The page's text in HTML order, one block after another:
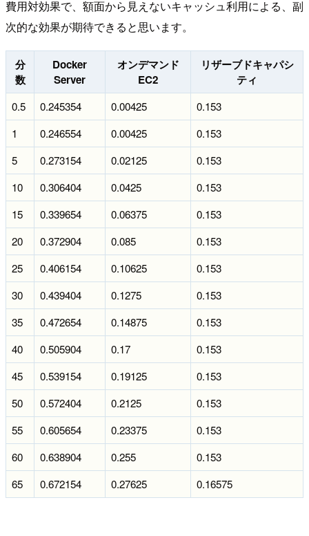
費用対効果で、額面から見えないキャッシュ利用による、副
次的な効果が期待できると思います。
分
数
Docker
Server
オンデマンド
EC2
リザーブドキャパシ
ティ
0.5 0.245354 0.00425
0.153
1
0.246554 0.00425
0.153
5
0.273154 0.02125
0.153
10
0.306404 0.0425
0.153
15
0.339654 0.06375
0.153
20
0.372904 0.085
0.153
25
0.406154 0.10625
0.153
30
0.439404 0.1275
0.153
35
0.472654 0.14875
0.153
40
0.505904 0.17
0.153
45
0.539154 0.19125
0.153
50
0.572404 0.2125
0.153
55
0.605654 0.23375
0.153
60
0.638904 0.255
0.153
65
0.672154 0.27625 0.16575